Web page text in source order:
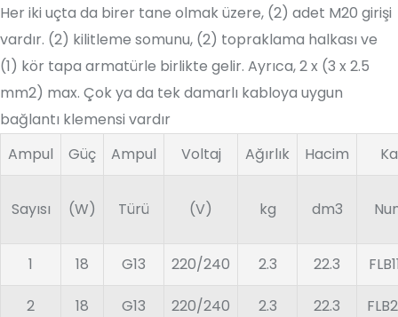
Her iki uçta da birer tane olmak üzere, (2) adet M20 girişi
vardır. (2) kilitleme somunu, (2) topraklama halkası ve
(1) kör tapa armatürle birlikte gelir. Ayrıca, 2 x (3 x 2.5
mm2) max. Çok ya da tek damarlı kabloya uygun
bağlantı klemensi vardır
Ampul
Güç Ampul Voltaj Ağırlık Hacim
Sayısı (W) Türü (V) kg dm3
1 18 G13 220/240 2.3 22.3
2 18 G13 220/240 2.3 22.3